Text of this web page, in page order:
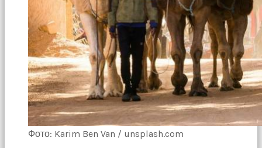
Devamında
odasına
gittik
arkadaşımın
annesini
siktim
pornosu
Фото: Karim Ben Van / unsplash.com